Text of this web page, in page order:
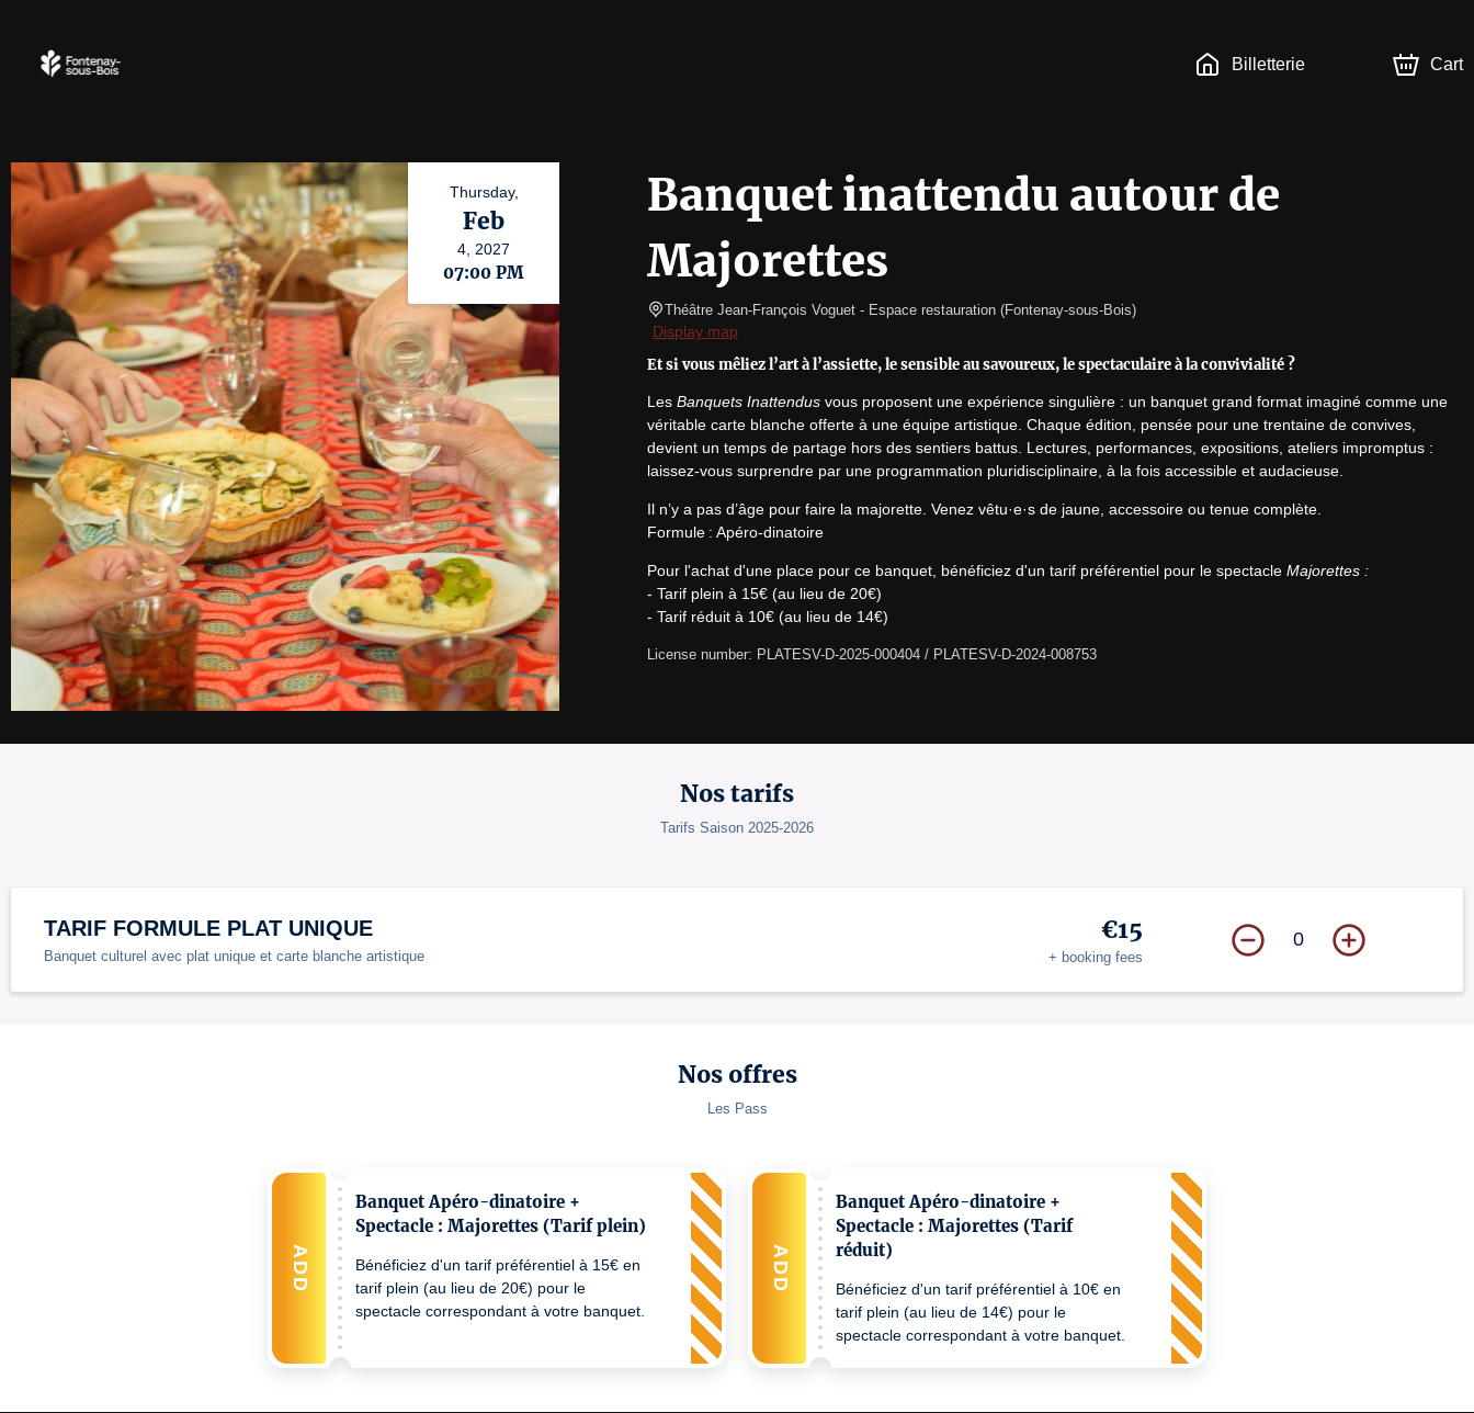
Billetterie Cart
Thursday,
Feb
4, 2027
07:00 PM
Banquet inattendu autour de
Majorettes
Théâtre Jean-François Voguet - Espace restauration (Fontenay-sous-Bois)
Display map
Et si vous mêliez l’art à l’assiette, le sensible au savoureux, le spectaculaire à la convivialité ?
Les Banquets Inattendus vous proposent une expérience singulière : un banquet grand format imaginé comme une
véritable carte blanche offerte à une équipe artistique. Chaque édition, pensée pour une trentaine de convives,
devient un temps de partage hors des sentiers battus. Lectures, performances, expositions, ateliers impromptus :
laissez-vous surprendre par une programmation pluridisciplinaire, à la fois accessible et audacieuse.
Il n’y a pas d’âge pour faire la majorette. Venez vêtu·e·s de jaune, accessoire ou tenue complète.
Formule : Apéro-dinatoire
Pour l'achat d'une place pour ce banquet, bénéficiez d'un tarif préférentiel pour le spectacle Majorettes :
- Tarif plein à 15€ (au lieu de 20€)
- Tarif réduit à 10€ (au lieu de 14€)
License number: PLATESV-D-2025-000404 / PLATESV-D-2024-008753
Nos offres
Les Pass
Banquet Apéro-dinatoire +
Spectacle : Majorettes (Tarif plein)
Bénéficiez d'un tarif préférentiel à 15€ en
tarif plein (au lieu de 20€) pour le
spectacle correspondant à votre banquet.
ADD
Banquet Apéro-dinatoire +
Spectacle : Majorettes (Tarif
réduit)
Bénéficiez d'un tarif préférentiel à 10€ en
tarif plein (au lieu de 14€) pour le
spectacle correspondant à votre banquet.
ADD
Nos tarifs
Tarifs Saison 2025-2026
TARIF FORMULE PLAT UNIQUE
Banquet culturel avec plat unique et carte blanche artistique
€15
+ booking fees
0